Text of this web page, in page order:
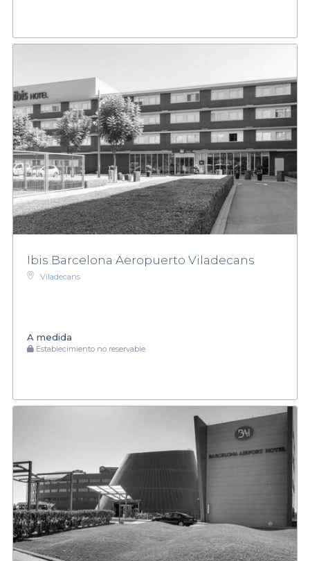
Ibis Barcelona Aeropuerto Viladecans
Viladecans
A medida
Establecimiento no reservable